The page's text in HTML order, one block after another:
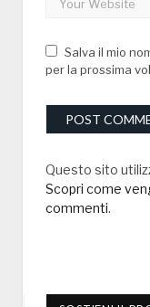
Salva il mio
per la prossima
Questo sito
Scopri come
commenti.